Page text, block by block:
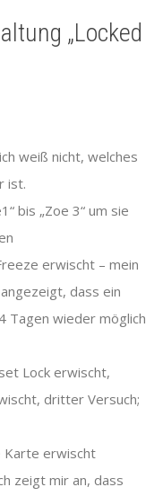
„Locked
weiß nicht, welches
ist.
bis „Zoe 3“ um sie
erwischt – mein
dass ein
Tagen wieder möglich
Lock erwischt,
dritter Versuch;
Karte erwischt
zeigt mir an, dass